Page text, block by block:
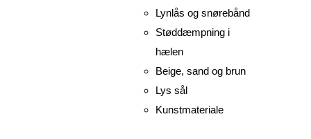
Lynlås og snørebånd
Støddæmpning i
hælen
Beige, sand og brun
Lys sål
Kunstmateriale